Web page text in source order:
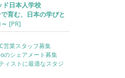
日本人学校
育む、日本の学びと
[PR]
営業スタッフ募集
のシェアメート募集
ィストに最適なスタジ